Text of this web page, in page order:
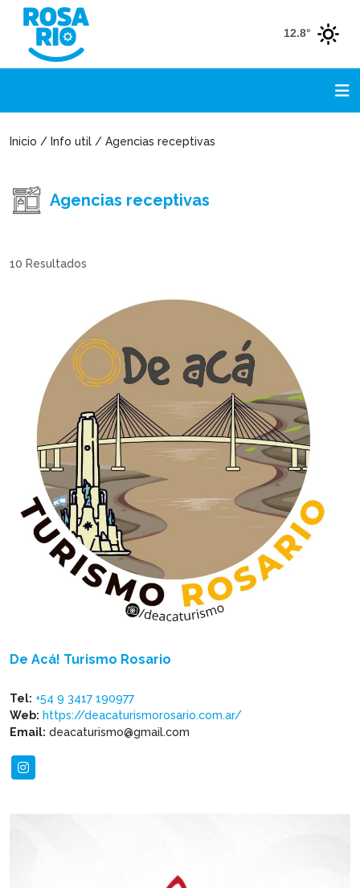
12.8°
Inicio / Info util / Agencias receptivas
Agencias receptivas
10 Resultados
De Acá! Turismo Rosario
Tel: +54 9 3417 190977
Web: https://deacaturismorosario.com.ar/
Email: deacaturismo@gmail.com